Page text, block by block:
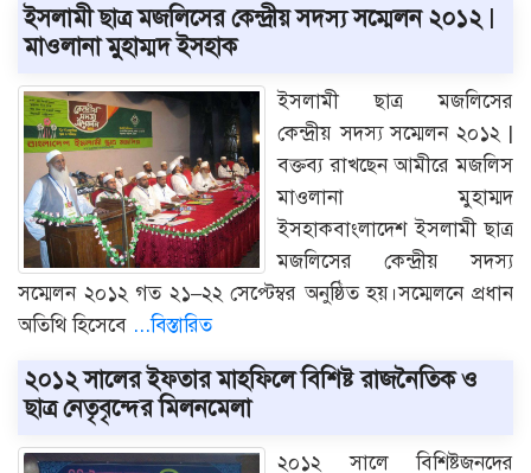
ইসলামী ছাত্র মজলিসের কেন্দ্রীয় সদস্য সম্মেলন ২০১২ |
মাওলানা মুহাম্মদ ইসহাক
ইসলামী ছাত্র মজলিসের
কেন্দ্রীয় সদস্য সম্মেলন ২০১২ |
বক্তব্য রাখছেন আমীরে মজলিস
মাওলানা মুহাম্মদ
ইসহাকবাংলাদেশ ইসলামী ছাত্র
মজলিসের কেন্দ্রীয় সদস্য
সম্মেলন ২০১২ গত ২১–২২ সেপ্টেম্বর অনুষ্ঠিত হয়।সম্মেলনে প্রধান
অতিথি হিসেবে ...বিস্তারিত
২০১২ সালের ইফতার মাহফিলে বিশিষ্ট রাজনৈতিক ও
ছাত্র নেতৃবৃন্দের মিলনমেলা
২০১২ সালে বিশিষ্টজনদের